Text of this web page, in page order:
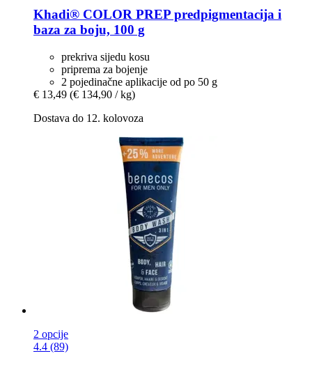
Khadi® COLOR PREP predpigmentacija i
baza za boju, 100 g
prekriva sijedu kosu
priprema za bojenje
2 pojedinačne aplikacije od po 50 g
€ 13,49 (€ 134,90 / kg)
Dostava do 12. kolovoza
2 opcije
4.4 (89)